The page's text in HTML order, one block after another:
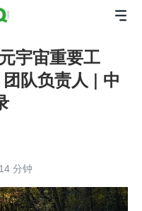
宇宙重要工
队负责人 | 中
分钟